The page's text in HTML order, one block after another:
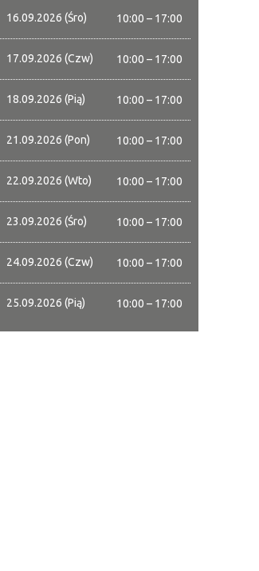
16.09.2026 (Śro) 10:00 – 17:00
17.09.2026 (Czw) 10:00 – 17:00
18.09.2026 (Pią) 10:00 – 17:00
21.09.2026 (Pon) 10:00 – 17:00
22.09.2026 (Wto) 10:00 – 17:00
23.09.2026 (Śro) 10:00 – 17:00
24.09.2026 (Czw) 10:00 – 17:00
25.09.2026 (Pią) 10:00 – 17:00